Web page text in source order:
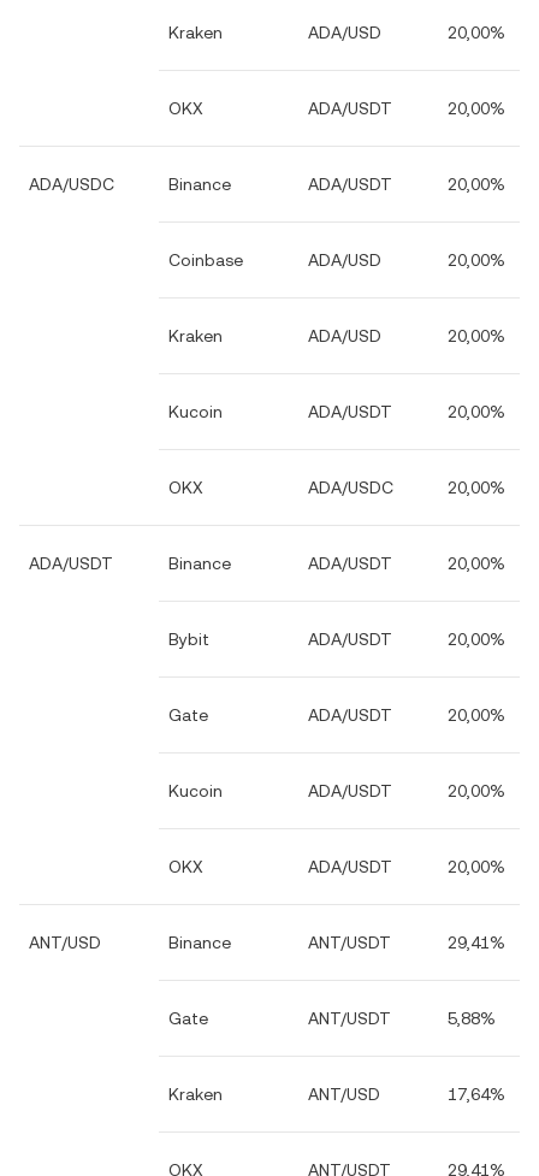
Kraken ADA/USD 20,00%
OKX ADA/USDT 20,00%
ADA/USDC Binance ADA/USDT 20,00%
Coinbase ADA/USD 20,00%
Kraken ADA/USD 20,00%
Kucoin ADA/USDT 20,00%
OKX ADA/USDC 20,00%
ADA/USDT Binance ADA/USDT 20,00%
Bybit ADA/USDT 20,00%
Gate ADA/USDT 20,00%
Kucoin ADA/USDT 20,00%
OKX ADA/USDT 20,00%
ANT/USD Binance ANT/USDT 29,41%
Gate ANT/USDT 5,88%
Kraken ANT/USD 17,64%
OKX ANT/USDT 29,41%